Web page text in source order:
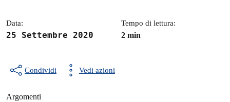
Data:
25 Settembre 2020
Tempo di lettura:
2 min
Condividi Vedi azioni
Argomenti